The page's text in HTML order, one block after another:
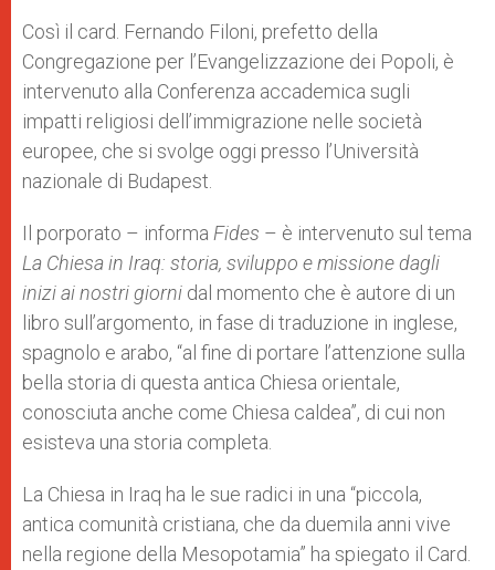
Così il card. Fernando Filoni, prefetto della
Congregazione per l’Evangelizzazione dei Popoli, è
intervenuto alla Conferenza accademica sugli
impatti religiosi dell’immigrazione nelle società
europee, che si svolge oggi presso l’Università
nazionale di Budapest.
Il porporato – informa Fides – è intervenuto sul tema
La Chiesa in Iraq: storia, sviluppo e missione dagli
inizi ai nostri giorni dal momento che è autore di un
libro sull’argomento, in fase di traduzione in inglese,
spagnolo e arabo, “al fine di portare l’attenzione sulla
bella storia di questa antica Chiesa orientale,
conosciuta anche come Chiesa caldea”, di cui non
esisteva una storia completa.
La Chiesa in Iraq ha le sue radici in una “piccola,
antica comunità cristiana, che da duemila anni vive
nella regione della Mesopotamia” ha spiegato il Card.